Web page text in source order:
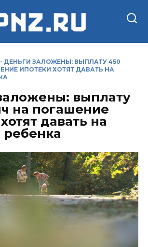
- ДЕНЬГИ ЗАЛОЖЕНЫ: ВЫПЛАТУ 450
ИПОТЕКИ ХОТЯТ ДАВАТЬ НА
выплату
на погашение
давать на